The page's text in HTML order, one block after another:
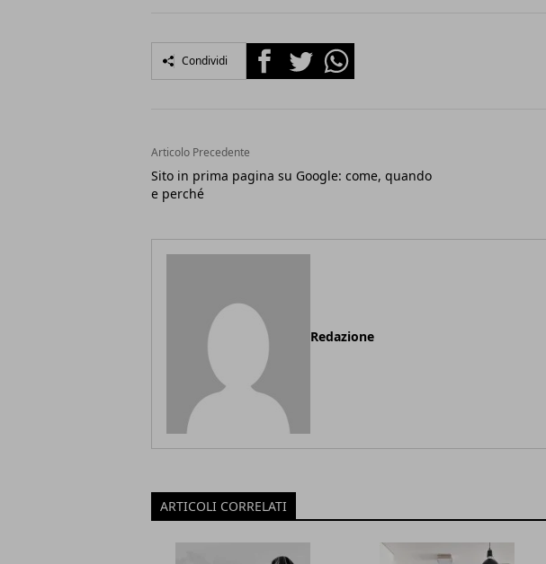
Condividi FacebookTwitterWhatsapp
Articolo Precedente
Sito in prima pagina su Google: come, quando
e perché
Redazione
ARTICOLI CORRELATI